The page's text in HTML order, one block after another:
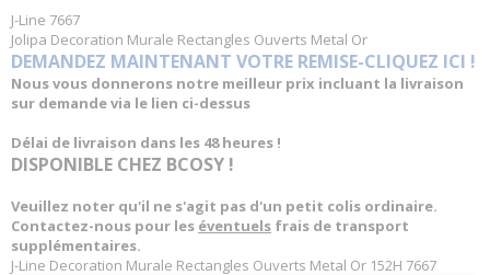
J-Line 7667
Jolipa Decoration Murale Rectangles Ouverts Metal Or
DEMANDEZ MAINTENANT VOTRE REMISE-CLIQUEZ ICI !
Nous vous donnerons notre meilleur prix incluant la livraison
sur demande via le lien ci-dessus
Délai de livraison dans les 48 heures !
DISPONIBLE CHEZ BCOSY !
Veuillez noter qu'il ne s'agit pas d'un petit colis ordinaire.
Contactez-nous pour les éventuels frais de transport
supplémentaires.
J-Line Decoration Murale Rectangles Ouverts Metal Or 152H 7667